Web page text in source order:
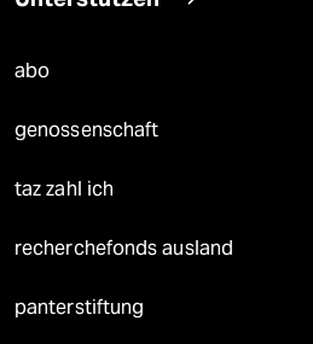
abo
genossenschaft
taz zahl ich
recherchefonds ausland
panterstiftung